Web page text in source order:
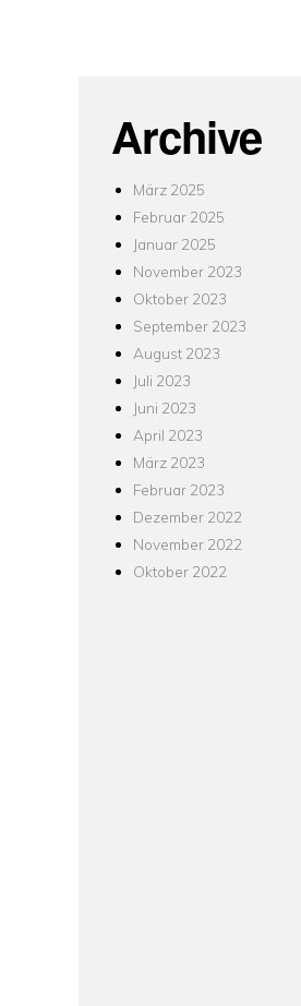
Archive
März 2025
Februar 2025
Januar 2025
November 2023
Oktober 2023
September 2023
August 2023
Juli 2023
Juni 2023
April 2023
März 2023
Februar 2023
Dezember 2022
November 2022
Oktober 2022